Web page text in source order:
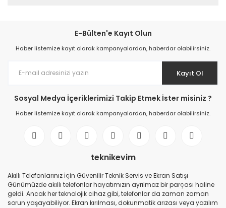
E-Bülten'e Kayıt Olun
Haber listemize kayıt olarak kampanyalardan, haberdar olabilirsiniz.
Kayıt Ol
Sosyal Medya İçeriklerimizi Takip Etmek İster misiniz ?
Haber listemize kayıt olarak kampanyalardan, haberdar olabilirsiniz.
teknikevim
Akıllı Telefonlarınız İçin Güvenilir Teknik Servis ve Ekran Satışı
Günümüzde akıllı telefonlar hayatımızın ayrılmaz bir parçası haline
geldi. Ancak her teknolojik cihaz gibi, telefonlar da zaman zaman
sorun yaşayabiliyor. Ekran kırılması, dokunmatik arızası veya yazılım